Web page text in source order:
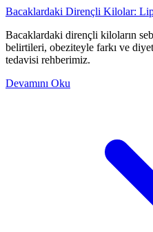
Bacaklardaki Dirençli Kilolar:
Bacaklardaki dirençli kiloların
belirtileri, obeziteyle farkı ve
tedavisi rehberimiz.
Devamını Oku